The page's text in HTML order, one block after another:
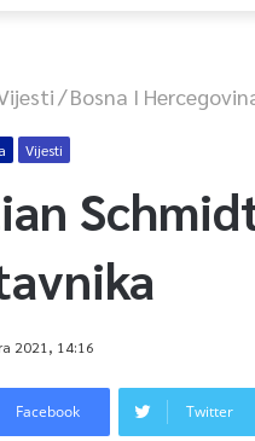
/Bosna I
Vijesti
2021, 14:16
Facebook Twitter